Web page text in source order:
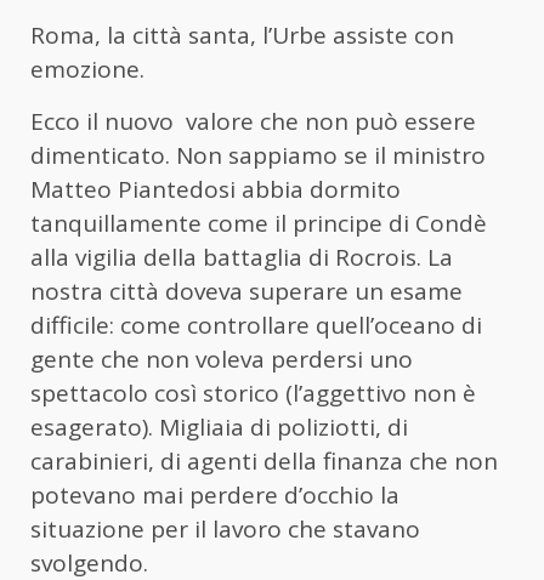
Roma, la città santa, l’Urbe assiste con
emozione.
Ecco il nuovo valore che non può essere
dimenticato. Non sappiamo se il ministro
Matteo Piantedosi abbia dormito
tanquillamente come il principe di Condè
alla vigilia della battaglia di Rocrois. La
nostra città doveva superare un esame
difficile: come controllare quell’oceano di
gente che non voleva perdersi uno
spettacolo così storico (l’aggettivo non è
esagerato). Migliaia di poliziotti, di
carabinieri, di agenti della finanza che non
potevano mai perdere d’occhio la
situazione per il lavoro che stavano
svolgendo.